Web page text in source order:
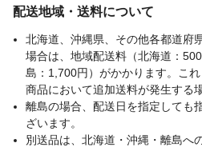
配送地域・送料について
北海道、沖縄県、その他各都道府
場合は、地域配送料（北海道：
島：1,700円）がかかります。こ
商品において追加送料が発生する
離島の場合、配送日を指定しても
ざいます。
別送品は、北海道・沖縄・離島へ